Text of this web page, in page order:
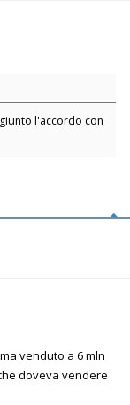
l'accordo con
venduto a 6 mln
doveva vendere